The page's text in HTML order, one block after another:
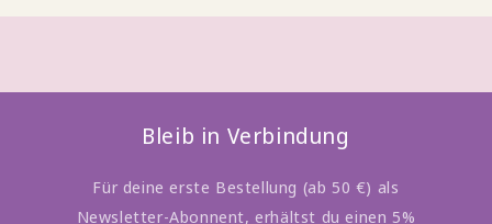
Bleib in Verbindung
Für deine erste Bestellung (ab 50 €) als
Newsletter-Abonnent, erhältst du einen 5%